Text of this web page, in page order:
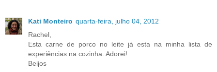
Kati Monteiro quarta-feira, julho 04, 2012
Rachel,
Esta carne de porco no leite já esta na minha lista de
experiências na cozinha. Adorei!
Beijos